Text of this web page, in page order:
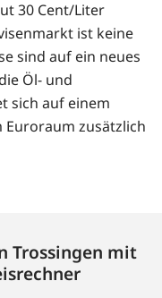
30 Cent/Liter
ist keine
sind auf ein neues
Öl- und
sich auf einem
zusätzlich
Trossingen mit